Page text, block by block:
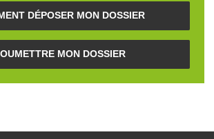
DÉPOSER MON DOSSIER
MON DOSSIER